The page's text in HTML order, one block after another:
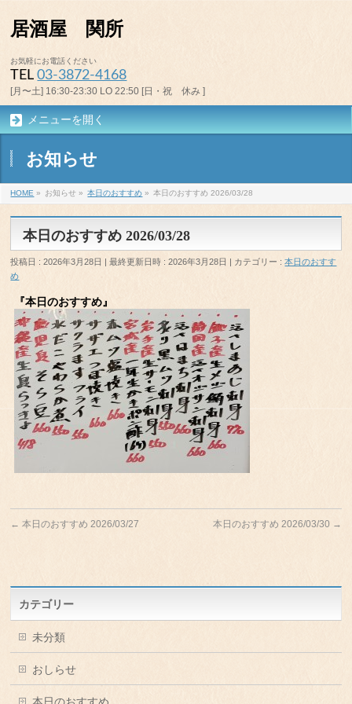
居酒屋 関所
お気軽にお電話ください
TEL03-3872-4168
[月〜土] 16:30-23:30 LO 22:50 [日・祝 休み ]
メニューを開く
お知らせ
HOME » お知らせ » 本日のおすすめ » 本日のおすすめ 2026/03/28
本日のおすすめ 2026/03/28
投稿日 : 2026年3月28日 最終更新日時 : 2026年3月28日 カテゴリー :本日のおすす
め
『本日のおすすめ』
← 本日のおすすめ 2026/03/27 本日のおすすめ 2026/03/30 →
カテゴリー
未分類
おしらせ